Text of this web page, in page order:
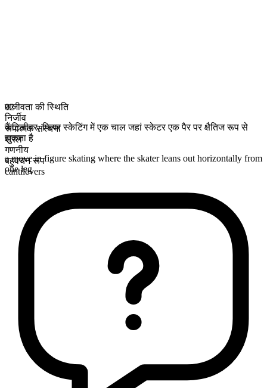
सजीवता की स्थिति
निर्जीव
रूपात्मक संरचना
सरल
गणनीय
बहुवचन रूप
cantilevers
02
कैंटिलीवर,फिगर स्केटिंग में एक चाल जहां स्केटर एक पैर पर क्षैतिज रूप से
झुकता है
a move in figure skating where the skater leans out horizontally from
one leg